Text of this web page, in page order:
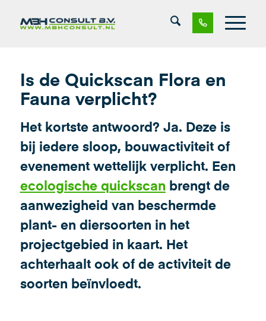
Is de Quickscan Flora en
Fauna verplicht?
Het kortste antwoord? Ja. Deze is
bij iedere sloop, bouwactiviteit of
evenement wettelijk verplicht. Een
ecologische quickscan brengt de
aanwezigheid van beschermde
plant- en diersoorten in het
projectgebied in kaart. Het
achterhaalt ook of de activiteit de
soorten beïnvloedt.